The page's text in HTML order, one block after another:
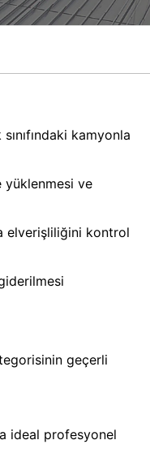
kamyonla
yüklenmesi ve
elverişliliğini kontrol
geçerli
ideal profesyonel